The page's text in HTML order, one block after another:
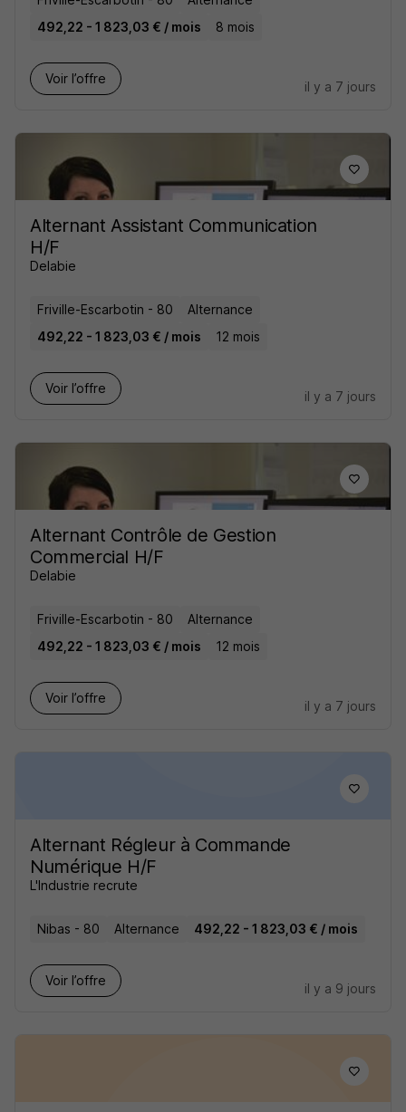
492,22 - 1 823,03 € / mois
8 mois
Voir l’offre
il y a 7 jours
Alternant Assistant Communication
H/F
Delabie
Friville-Escarbotin - 80
Alternance
492,22 - 1 823,03 € / mois
12 mois
Voir l’offre
il y a 7 jours
Alternant Contrôle de Gestion
Commercial H/F
Delabie
Friville-Escarbotin - 80
Alternance
492,22 - 1 823,03 € / mois
12 mois
Voir l’offre
il y a 7 jours
Alternant Régleur à Commande
Numérique H/F
L'Industrie recrute
Nibas - 80 Alternance 492,22 - 1 823,03 € / mois
Voir l’offre
il y a 9 jours